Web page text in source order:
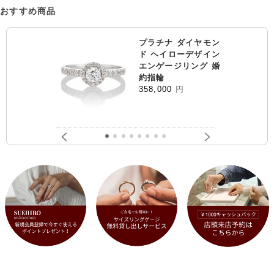
おすすめ商品
プラチナ ダイヤモン
ド ヘイローデザイン
エンゲージリング 婚
約指輪
358,000 円